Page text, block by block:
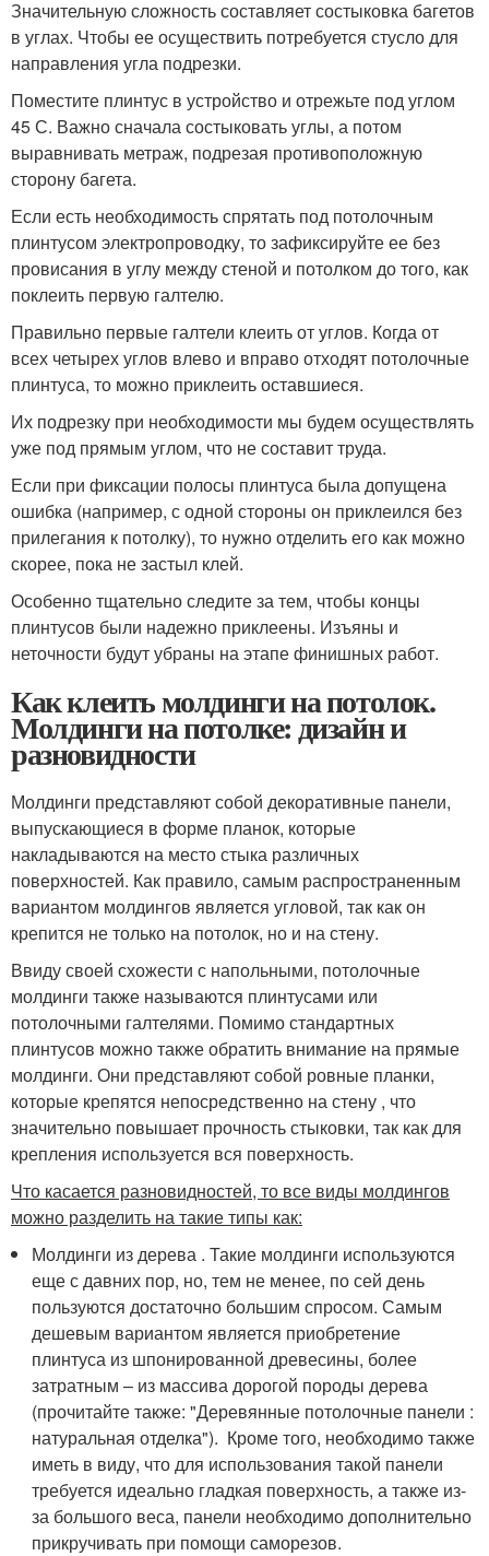
Значительную сложность составляет состыковка багетов
в углах. Чтобы ее осуществить потребуется стусло для
направления угла подрезки.
Поместите плинтус в устройство и отрежьте под углом
45 С. Важно сначала состыковать углы, а потом
выравнивать метраж, подрезая противоположную
сторону багета.
Если есть необходимость спрятать под потолочным
плинтусом электропроводку, то зафиксируйте ее без
провисания в углу между стеной и потолком до того, как
поклеить первую галтелю.
Правильно первые галтели клеить от углов. Когда от
всех четырех углов влево и вправо отходят потолочные
плинтуса, то можно приклеить оставшиеся.
Их подрезку при необходимости мы будем осуществлять
уже под прямым углом, что не составит труда.
Если при фиксации полосы плинтуса была допущена
ошибка (например, с одной стороны он приклеился без
прилегания к потолку), то нужно отделить его как можно
скорее, пока не застыл клей.
Особенно тщательно следите за тем, чтобы концы
плинтусов были надежно приклеены. Изъяны и
неточности будут убраны на этапе финишных работ.
Как клеить молдинги на потолок.
Молдинги на потолке: дизайн и
разновидности
Молдинги представляют собой декоративные панели,
выпускающиеся в форме планок, которые
накладываются на место стыка различных
поверхностей. Как правило, самым распространенным
вариантом молдингов является угловой, так как он
крепится не только на потолок, но и на стену.
Ввиду своей схожести с напольными, потолочные
молдинги также называются плинтусами или
потолочными галтелями. Помимо стандартных
плинтусов можно также обратить внимание на прямые
молдинги. Они представляют собой ровные планки,
которые крепятся непосредственно на стену , что
значительно повышает прочность стыковки, так как для
крепления используется вся поверхность.
Что касается разновидностей, то все виды молдингов
можно разделить на такие типы как:
Молдинги из дерева . Такие молдинги используются
еще с давних пор, но, тем не менее, по сей день
пользуются достаточно большим спросом. Самым
дешевым вариантом является приобретение
плинтуса из шпонированной древесины, более
затратным – из массива дорогой породы дерева
(прочитайте также: "Деревянные потолочные панели :
натуральная отделка"). Кроме того, необходимо также
иметь в виду, что для использования такой панели
требуется идеально гладкая поверхность, а также из-
за большого веса, панели необходимо дополнительно
прикручивать при помощи саморезов.